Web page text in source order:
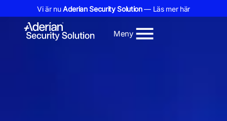
Vi är nuAderian Security Solution— Läs mer här
Meny